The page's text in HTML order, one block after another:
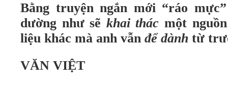
Bằng truyện ngắn mới “ráo
dường như sẽ khai thác một
liệu khác mà anh vẫn để dành từ
VĂN VIỆT